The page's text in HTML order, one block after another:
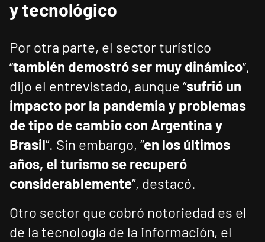
y tecnológico
Por otra parte, el sector turístico
“también demostró ser muy dinámico”,
dijo el entrevistado, aunque “sufrió un
impacto por la pandemia y problemas
de tipo de cambio con Argentina y
Brasil”. Sin embargo, “en los últimos
años, el turismo se recuperó
considerablemente”, destacó.
Otro sector que cobró notoriedad es el
de la tecnología de la información, el